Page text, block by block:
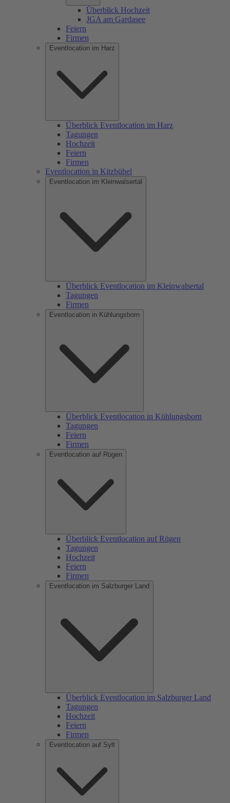
Überblick Hochzeit
JGA am Gardasee
Feiern
Firmen
Eventlocation im Harz
Überblick Eventlocation im Harz
Tagungen
Hochzeit
Feiern
Firmen
Eventlocation in Kitzbühel
Eventlocation im Kleinwalsertal
Überblick Eventlocation im Kleinwalsertal
Tagungen
Firmen
Eventlocation in Kühlungsborn
Überblick Eventlocation in Kühlungsborn
Tagungen
Feiern
Firmen
Eventlocation auf Rügen
Überblick Eventlocation auf Rügen
Tagungen
Hochzeit
Feiern
Firmen
Eventlocation im Salzburger Land
Überblick Eventlocation im Salzburger Land
Tagungen
Hochzeit
Feiern
Firmen
Eventlocation auf Sylt